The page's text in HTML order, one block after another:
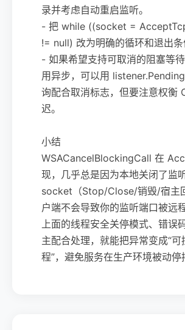
录并考虑自动重启监听。
- 把 while ((socket =
!= null) 改为明确的循环和退出条
- 如果希望支持可取消的阻塞等
用异步，可以用
询配合取消标志，但要注意权衡
迟。
小结
WSACancelBlockingCall 在
现，几乎总是因为本地关闭了监
socket（Stop/Close/销毁/宿主
户端不会导致你的监听端口被远
上面的线程安全关停模式、错误
主配合处理，就能把异常变成“可
程”，避免服务在生产环境被动停